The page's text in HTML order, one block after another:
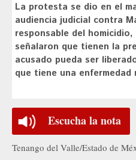
La protesta se dio en el
audiencia judicial contra
responsable del
señalaron que tienen la
acusado pueda ser
que tiene una enfermedad
Escucha la nota
Tenango del Valle/Estado de